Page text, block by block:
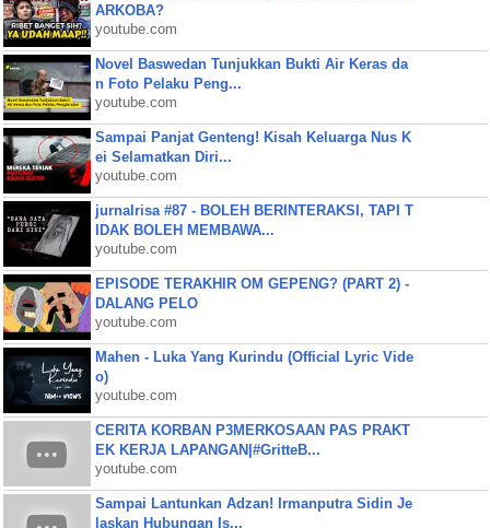
ARKOBA?
youtube.com
Novel Baswedan Tunjukkan Bukti Air Keras da
n Foto Pelaku Peng...
youtube.com
Sampai Panjat Genteng! Kisah Keluarga Nus K
ei Selamatkan Diri...
youtube.com
jurnalrisa #87 - BOLEH BERINTERAKSI, TAPI T
IDAK BOLEH MEMBAWA...
youtube.com
EPISODE TERAKHIR OM GEPENG? (PART 2) -
DALANG PELO
youtube.com
Mahen - Luka Yang Kurindu (Official Lyric Vide
o)
youtube.com
CERITA KORBAN P3MERKOSAAN PAS PRAKT
EK KERJA LAPANGAN|#GritteB...
youtube.com
Sampai Lantunkan Adzan! Irmanputra Sidin Je
laskan Hubungan Is...